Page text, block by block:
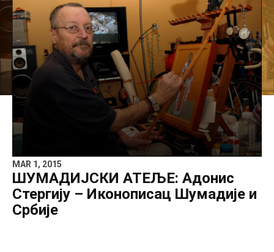
MAR 1, 2015
ШУМАДИЈСКИ АТЕЉЕ: Адонис
Стергију – Иконописац Шумадије и
Србије